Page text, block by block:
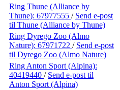
Ring Thune (Alliance by
Thune): 67977555 / Send e-post
til Thune (Alliance by Thune)
Ring Dyrego Zoo (Almo
Nature): 67971722 / Send e-post
til Dyrego Zoo (Almo Nature)
Ring Anton Sport (Alpina):
40419440 / Send e-post til
Anton Sport (Alpina)